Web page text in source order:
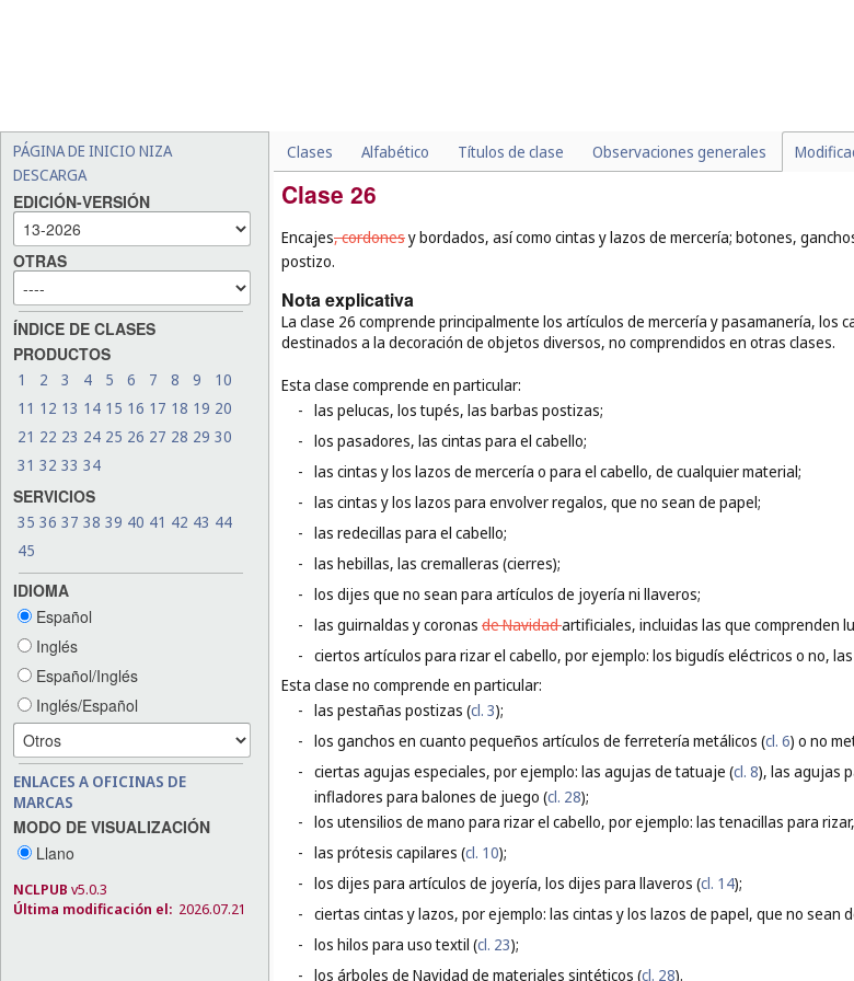
PÁGINA DE INICIO NIZA
DESCARGA
EDICIÓN-VERSIÓN
OTRAS
ÍNDICE DE CLASES
PRODUCTOS
1 2 3 4 5 6 7 8 9
10
11 12 13 14 15 16 17 18 19 20
21 22 23 24 25 26 27 28 29 30
31 32 33 34
SERVICIOS
35 36 37 38 39 40 41 42 43 44
45
IDIOMA
Español
Inglés
Español/Inglés
Inglés/Español
ENLACES A OFICINAS DE
MARCAS
MODO DE VISUALIZACIÓN
Llano
NCLPUB v5.0.3
Última modificación el: 2026.07.21
Clases Alfabético Títulos de clase Observaciones generales
Clase 26
Encajes, cordonesy bordados, así como cintas y lazos de mercería; botones,
postizo.
Nota explicativa
La clase 26 comprende principalmente los artículos de mercería y pasamanería,
destinados a la decoración de objetos diversos, no comprendidos en otras clases.
Esta clase comprende en particular:
- las pelucas, los tupés, las barbas postizas;
- los pasadores, las cintas para el cabello;
- las cintas y los lazos de mercería o para el cabello, de cualquier material;
- las cintas y los lazos para envolver regalos, que no sean de papel;
- las redecillas para el cabello;
- las hebillas, las cremalleras (cierres);
- los dijes que no sean para artículos de joyería ni llaveros;
- las guirnaldas y coronas de Navidadartificiales, incluidas las que comprenden
- ciertos artículos para rizar el cabello, por ejemplo: los bigudís eléctricos o no,
Esta clase no comprende en particular:
- las pestañas postizas (cl. 3);
- los ganchos en cuanto pequeños artículos de ferretería metálicos (cl. 6) o no
- ciertas agujas especiales, por ejemplo: las agujas de tatuaje (cl. 8), las agujas
infladores para balones de juego (cl. 28);
- los utensilios de mano para rizar el cabello, por ejemplo: las tenacillas para
- las prótesis capilares (cl. 10);
- los dijes para artículos de joyería, los dijes para llaveros (cl. 14);
- ciertas cintas y lazos, por ejemplo: las cintas y los lazos de papel, que no sean
- los hilos para uso textil (cl. 23);
- los árboles de Navidad de materiales sintéticos (cl. 28).